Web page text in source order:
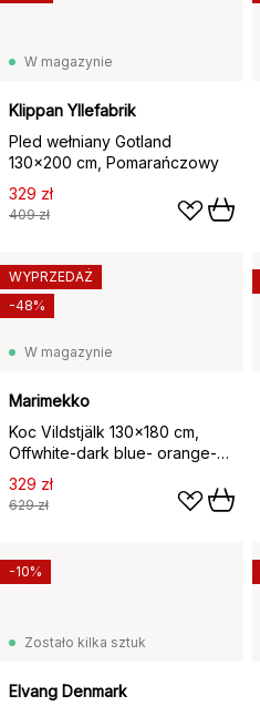
W magazynie
Klippan Yllefabrik
Pled wełniany Gotland
130x200 cm, Pomarańczowy
329 zł
409 zł
W magazynie
Marimekko
Koc Vildstjälk 130x180 cm,
Offwhite-dark blue- orange-
red
329 zł
629 zł
WYPRZEDAŻ
-48%
Zostało kilka sztuk
Elvang Denmark
-10%